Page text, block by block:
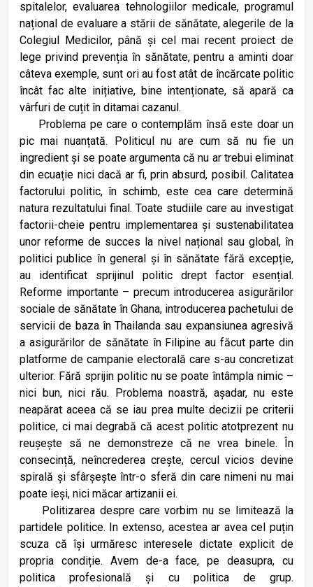
spitalelor, evaluarea tehnologiilor medicale, programul
național de evaluare a stării de sănătate, alegerile de la
Colegiul Medicilor, până și cel mai recent proiect de
lege privind prevenția în sănătate, pentru a aminti doar
câteva exemple, sunt ori au fost atât de încărcate politic
încât fac alte inițiative, bine intenționate, să apară ca
vârfuri de cuțit în ditamai cazanul.
Problema pe care o contemplăm însă este doar un
pic mai nuanțată. Politicul nu are cum să nu fie un
ingredient și se poate argumenta că nu ar trebui eliminat
din ecuație nici dacă ar fi, prin absurd, posibil. Calitatea
factorului politic, în schimb, este cea care determină
natura rezultatului final. Toate studiile care au investigat
factorii-cheie pentru implementarea și sustenabilitatea
unor reforme de succes la nivel național sau global, în
politici publice în general și în sănătate fără excepție,
au identificat sprijinul politic drept factor esențial.
Reforme importante – precum introducerea asigurărilor
sociale de sănătate în Ghana, introducerea pachetului de
servicii de baza în Thailanda sau expansiunea agresivă
a asigurărilor de sănătate în Filipine au făcut parte din
platforme de campanie electorală care s-au concretizat
ulterior. Fără sprijin politic nu se poate întâmpla nimic –
nici bun, nici rău. Problema noastră, așadar, nu este
neapărat aceea că se iau prea multe decizii pe criterii
politice, ci mai degrabă că acest politic atotprezent nu
reușește să ne demonstreze că ne vrea binele. În
consecință, neîncrederea crește, cercul vicios devine
spirală și sfârșește într-o sferă din care nimeni nu mai
poate ieși, nici măcar artizanii ei.
Politizarea despre care vorbim nu se limitează la
partidele politice. In extenso, acestea ar avea cel puțin
scuza că își urmăresc interesele dictate explicit de
propria condiție. Avem de-a face, pe deasupra, cu
politica profesională și cu politica de grup.